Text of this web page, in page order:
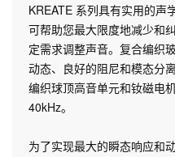
KREATE 系列具有实用的声
可帮助您最大限度地减少和
定需求调整声音。复合编织
动态、良好的阻尼和模态分
编织球顶高音单元和钕磁电
40kHz。
为了实现最大的瞬态响应和